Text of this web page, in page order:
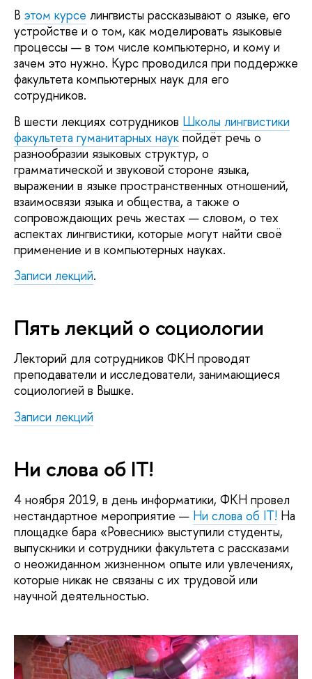
В этом курсе лингвисты рассказывают о языке, его
устройстве и о том, как моделировать языковые
процессы — в том числе компьютерно, и кому и
зачем это нужно. Курс проводился при поддержке
факультета компьютерных наук для его
сотрудников.
В шести лекциях сотрудников Школы лингвистики
факультета гуманитарных наук пойдёт речь о
разнообразии языковых структур, о
грамматической и звуковой стороне языка,
выражении в языке пространственных отношений,
взаимосвязи языка и общества, а также о
сопровождающих речь жестах — словом, о тех
аспектах лингвистики, которые могут найти своё
применение и в компьютерных науках.
Записи лекций.
Пять лекций о социологии
Лекторий для сотрудников ФКН проводят
преподаватели и исследователи, занимающиеся
социологией в Вышке.
Записи лекций
Ни слова об IT!
4 ноября 2019, в день информатики, ФКН провел
нестандартное мероприятие — Ни слова об IT! На
площадке бара «Ровесник» выступили студенты,
выпускники и сотрудники факультета с рассказами
о неожиданном жизненном опыте или увлечениях,
которые никак не связаны с их трудовой или
научной деятельностью.